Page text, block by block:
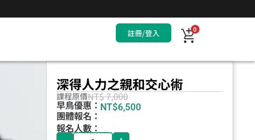
註冊/登入 0
深得人力之親和交心術
課程原價NT$ 7,000
早鳥優惠： NT$6,500
團體報名：
報名人數：